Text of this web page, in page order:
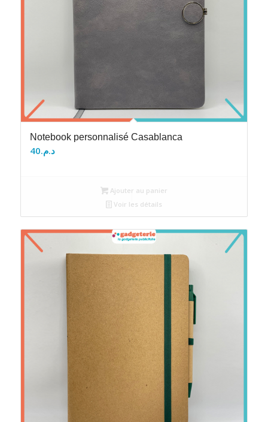
Notebook personnalisé Casablanca
د.م.40
Ajouter au panier
Voir les détails